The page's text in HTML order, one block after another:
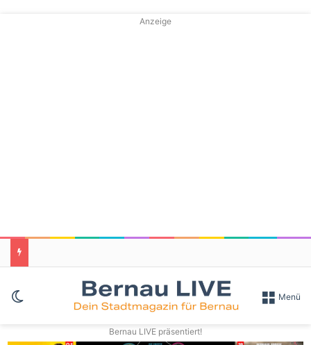
Anzeige
Skin umschalten Menü
Bernau LIVE präsentiert!